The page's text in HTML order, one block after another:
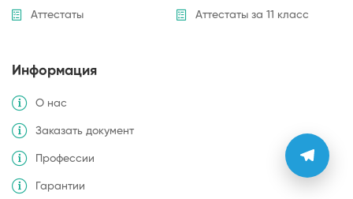
Аттестаты Аттестаты за 11 класс
Информация
О нас
Заказать документ
Профессии
Гарантии